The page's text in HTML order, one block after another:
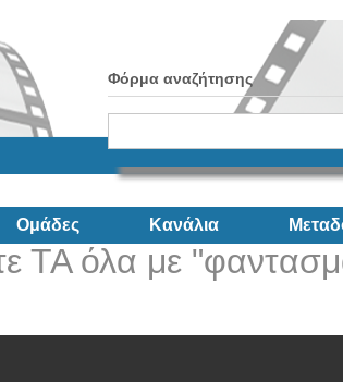
Φόρμα αναζήτησης
Ομάδες Κανάλια
ΤΑ όλα με